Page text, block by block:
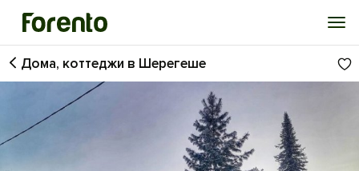
Войти
Избранное
История просмотра
Дома, коттеджи в Шерегеше